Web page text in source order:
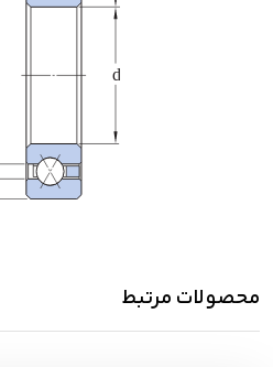
محصولات مرتبط